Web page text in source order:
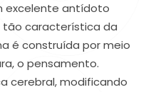
excelente antídoto
tão característica da
é construída por meio
o pensamento.
cerebral, modificando